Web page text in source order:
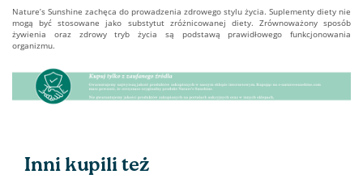
Nature’s Sunshine zachęca do prowadzenia zdrowego stylu życia. Suplementy diety nie
mogą być stosowane jako substytut zróżnicowanej diety. Zrównoważony sposób
żywienia oraz zdrowy tryb życia są podstawą prawidłowego funkcjonowania
organizmu.
Inni kupili też